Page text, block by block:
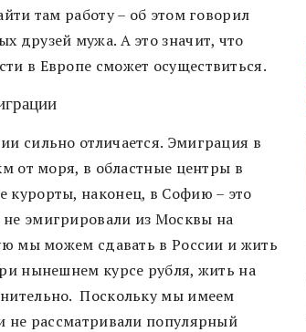
там работу – об этом говорил
друзей мужа. А это значит, что
в Европе сможет осуществиться.
сильно отличается. Эмиграция в
от моря, в областные центры в
курорты, наконец, в Софию – это
эмигрировали из Москвы на
мы можем сдавать в России и жить
нынешнем курсе рубля, жить на
Поскольку мы имеем
не рассматривали популярный